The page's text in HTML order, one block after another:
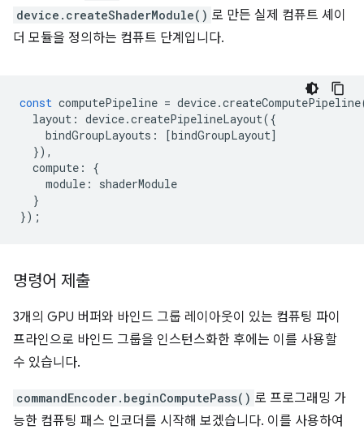
device.createShaderModule() 로 만든 실제 컴퓨트 셰이
더 모듈을 정의하는 컴퓨트 단계입니다.
const computePipeline = device.createComputePipeline
layout : device.createPipelineLayout({
bindGroupLayouts : [bindGroupLayout]
}),
compute :
{
module :
shaderModule
}
});
명령어 제출
3개의 GPU 버퍼와 바인드 그룹 레이아웃이 있는 컴퓨팅 파이
프라인으로 바인드 그룹을 인스턴스화한 후에는 이를 사용할
수 있습니다.
commandEncoder.beginComputePass() 로 프로그래밍 가
능한 컴퓨팅 패스 인코더를 시작해 보겠습니다. 이를 사용하여